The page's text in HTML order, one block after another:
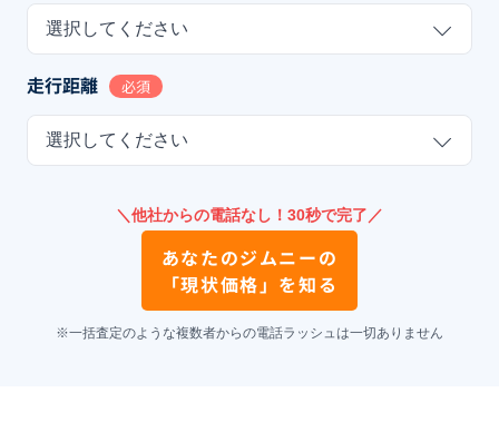
選択してください
走行距離 必須
選択してください
＼他社からの電話なし！30秒で完了／
あなたのジムニーの
「現状価格」を知る
※一括査定のような複数者からの電話ラッシュは一切ありません